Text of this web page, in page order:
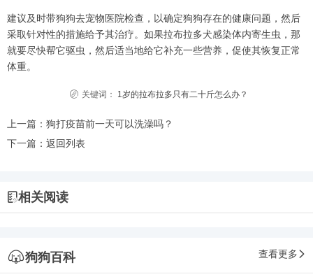
建议及时带狗狗去宠物医院检查，以确定狗狗存在的健康问题，然后
采取针对性的措施给予其治疗。如果拉布拉多犬感染体内寄生虫，那
就要尽快帮它驱虫，然后适当地给它补充一些营养，促使其恢复正常
体重。
关键词： 1岁的拉布拉多只有二十斤怎么办？
上一篇： 狗打疫苗前一天可以洗澡吗？
下一篇： 返回列表
相关阅读
狗狗百科 查看更多